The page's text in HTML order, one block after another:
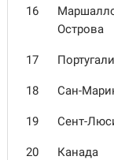
16
Острова
17
18 Сан-
19 Сент-
20 Канада